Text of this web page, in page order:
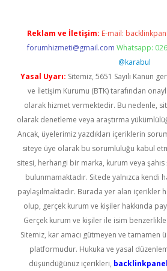
Reklam ve İletişim: E-mail:
forumhizmeti@gmail.com Whatsapp:
@karabul
Yasal Uyarı: Sitemiz, 5651 Sayılı Kanun
ve İletişim Kurumu (BTK) tarafından
olarak hizmet vermektedir. Bu nedenle,
olarak denetleme veya araştırma
Ancak, üyelerimiz yazdıkları içeriklerin
siteye üye olarak bu sorumluluğu kabul
sitesi, herhangi bir marka, kurum veya
bulunmamaktadır. Sitede yalnızca kendi
paylaşılmaktadır. Burada yer alan içerikler
olup, gerçek kurum ve kişiler hakkında
Gerçek kurum ve kişiler ile isim
Sitemiz, kar amacı gütmeyen ve tamamen
platformudur. Hukuka ve yasal
düşündüğünüz içerikleri,